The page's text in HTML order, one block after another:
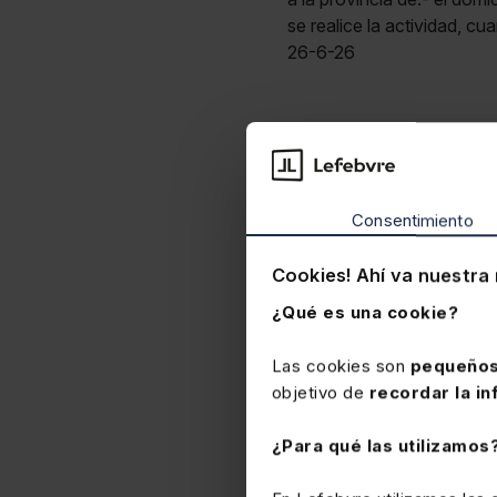
Consentimiento
Cookies! Ahí va nuestra
¿Qué es una cookie?
Las cookies son
objetivo de recordar la
¿Para qué las
se realice la actividad,
26-6-26